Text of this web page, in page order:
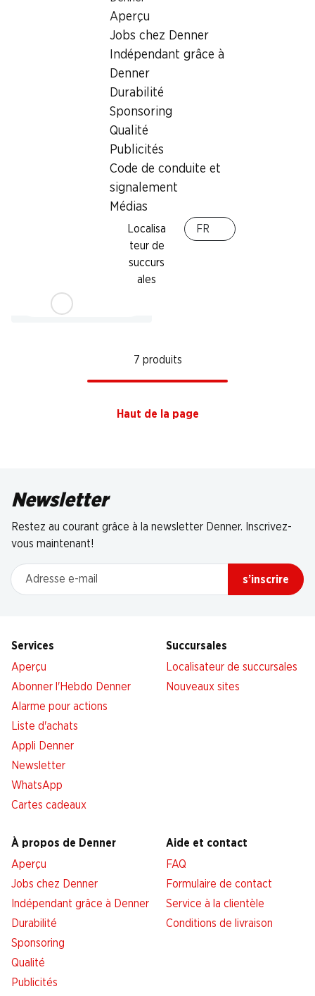
Aperçu
Jobs chez Denner
Indépendant grâce à
Denner
Durabilité
Sponsoring
Qualité
Publicités
Code de conduite et
signalement
Médias
Localisa
teur de
succurs
ales
FR
Salade mêlée Rustico
indiquée sur l’emballage, 200 g
Nectarines
Provenance indiquée sur
7 produits
Haut de la page
Newsletter
Restez au courant grâce à la newsletter Denner. Inscrivez-
vous maintenant!
Adresse e-mail
s’inscrire
Services
Aperçu
Abonner l'Hebdo Denner
Alarme pour actions
Liste d'achats
Appli Denner
Newsletter
WhatsApp
Cartes cadeaux
Succursales
Localisateur de succursales
Nouveaux sites
À propos de Denner
Aperçu
Jobs chez Denner
Indépendant grâce à Denner
Durabilité
Sponsoring
Qualité
Publicités
Aide et contact
FAQ
Formulaire de contact
Service à la clientèle
Conditions de livraison